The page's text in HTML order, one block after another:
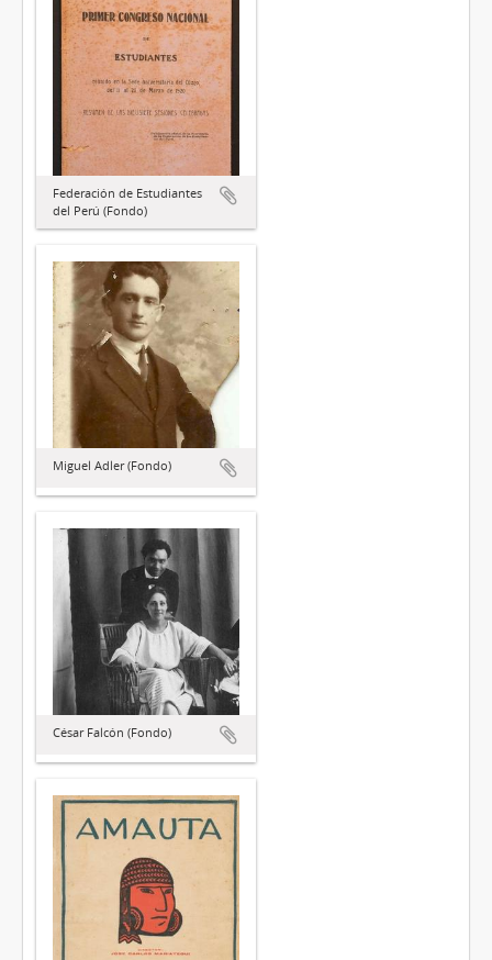
Federación de Estudiantes
del Perú (Fondo)
Miguel Adler (Fondo)
César Falcón (Fondo)